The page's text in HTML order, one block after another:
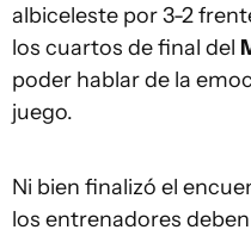
albiceleste por 3-2
los cuartos de final del
poder hablar de la
juego.
Ni bien finalizó el
los entrenadores